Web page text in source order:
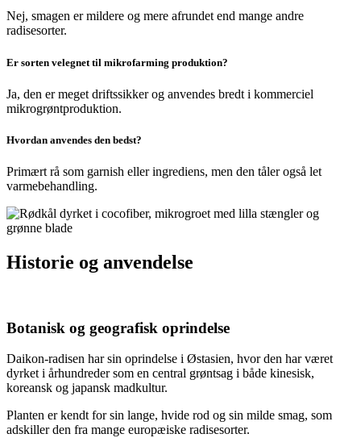
Nej, smagen er mildere og mere afrundet end mange andre
radisesorter.
Er sorten velegnet til mikrofarming produktion?
Ja, den er meget driftssikker og anvendes bredt i kommerciel
mikrogrøntproduktion.
Hvordan anvendes den bedst?
Primært rå som garnish eller ingrediens, men den tåler også let
varmebehandling.
Historie og anvendelse
Botanisk og geografisk oprindelse
Daikon-radisen har sin oprindelse i Østasien, hvor den har været
dyrket i århundreder som en central grøntsag i både kinesisk,
koreansk og japansk madkultur.
Planten er kendt for sin lange, hvide rod og sin milde smag, som
adskiller den fra mange europæiske radisesorter.